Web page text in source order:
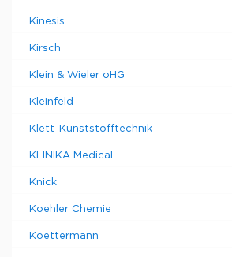
Kinesis
Kirsch
Klein & Wieler oHG
Kleinfeld
Klett-Kunststofftechnik
KLINIKA Medical
Knick
Koehler Chemie
Koettermann